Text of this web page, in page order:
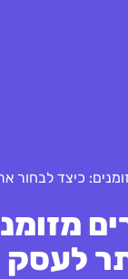
כיצד